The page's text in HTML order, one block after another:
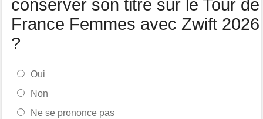
conserver son titre sur le Tour de
France Femmes avec Zwift 2026
?
Oui
Non
Ne se prononce pas